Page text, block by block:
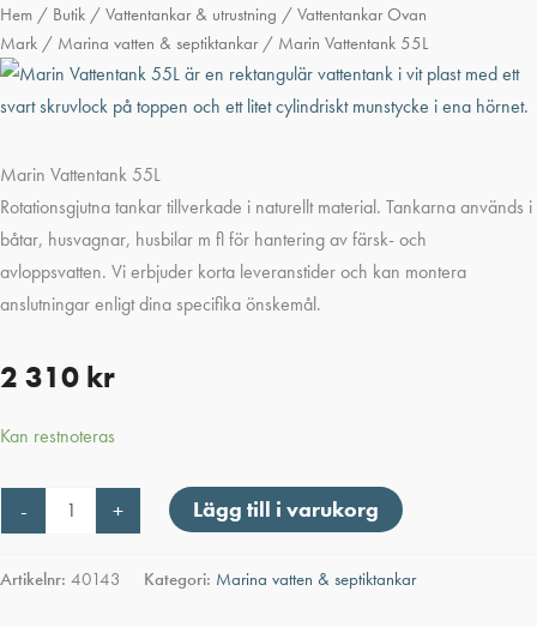
Hem / Butik / Vattentankar & utrustning / Vattentankar Ovan
Mark / Marina vatten & septiktankar/ Marin Vattentank 55L
Marin Vattentank 55L
Rotationsgjutna tankar tillverkade i naturellt material. Tankarna används i
båtar, husvagnar, husbilar m fl för hantering av färsk- och
avloppsvatten. Vi erbjuder korta leveranstider och kan montera
anslutningar enligt dina specifika önskemål.
2 310 kr
Kan restnoteras
-
Vattentank
mängd
+ Lägg till i varukorg
Artikelnr: 40143 Kategori: Marina vatten & septiktankar